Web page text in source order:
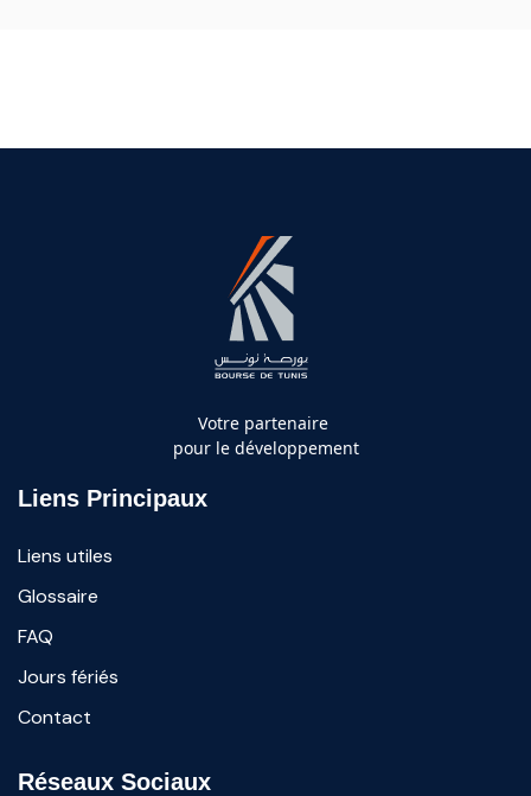
Votre partenaire
pour le développement
Liens Principaux
Liens utiles
Glossaire
FAQ
Jours fériés
Contact
Réseaux Sociaux